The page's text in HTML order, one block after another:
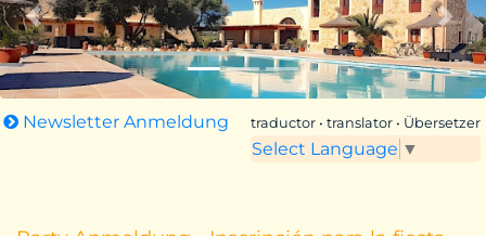
Zurück Vor
Newsletter Anmeldung traductor • translator • Übersetzer
Select Language ▼